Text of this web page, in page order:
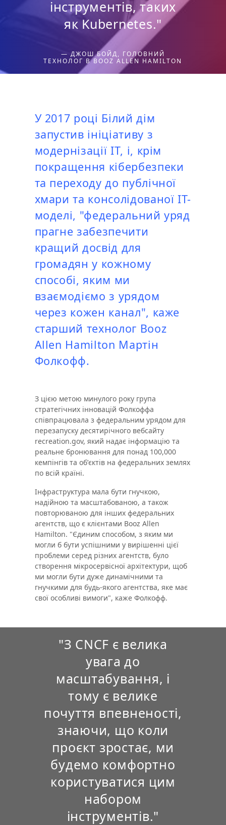
інструментів, таких
як Kubernetes."
— ДЖОШ БОЙД, ГОЛОВНИЙ
ТЕХНОЛОГ В BOOZ ALLEN HAMILTON
У 2017 році Білий дім
запустив ініціативу з
модернізації ІТ, і, крім
покращення кібербезпеки
та переходу до публічної
хмари та консолідованої ІТ-
моделі, "федеральний уряд
прагне забезпечити
кращий досвід для
громадян у кожному
способі, яким ми
взаємодіємо з урядом
через кожен канал", каже
старший технолог Booz
Allen Hamilton Мартін
Фолкофф.
З цією метою минулого року група
стратегічних інновацій Фолкоффа
співпрацювала з федеральним урядом для
перезапуску десятирічного вебсайту
recreation.gov, який надає інформацію та
реальне бронювання для понад 100,000
кемпінгів та обʼєктів на федеральних землях
по всій країні.
Інфраструктура мала бути гнучкою,
надійною та масштабованою, а також
повторюваною для інших федеральних
агентств, що є клієнтами Booz Allen
Hamilton. "Єдиним способом, з яким ми
могли б бути успішними у вирішенні цієї
проблеми серед різних агентств, було
створення мікросервісної архітектури, щоб
ми могли бути дуже динамічними та
гнучкими для будь-якого агентства, яке має
свої особливі вимоги", каже Фолкофф.
"З CNCF є велика
увага до
масштабування, і
тому є велике
почуття впевненості,
знаючи, що коли
проєкт зростає, ми
будемо комфортно
користуватися цим
набором
інструментів."